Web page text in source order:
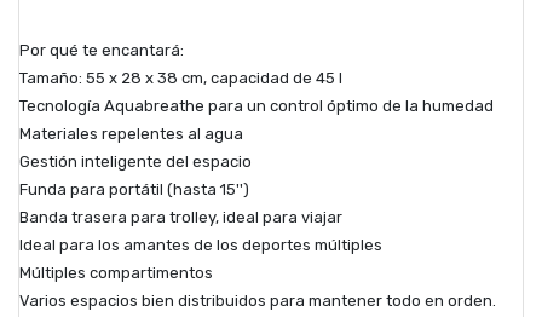
Por qué te encantará:
Tamaño: 55 x 28 x 38 cm, capacidad de 45 l
Tecnología Aquabreathe para un control óptimo de la humedad
Materiales repelentes al agua
Gestión inteligente del espacio
Funda para portátil (hasta 15'')
Banda trasera para trolley, ideal para viajar
Ideal para los amantes de los deportes múltiples
Múltiples compartimentos
Varios espacios bien distribuidos para mantener todo en orden.